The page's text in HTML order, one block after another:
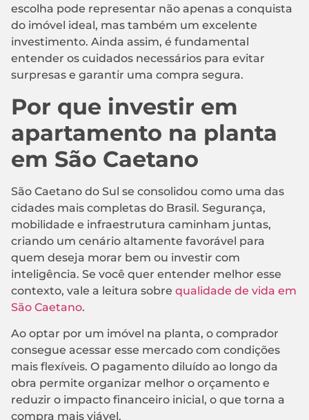
escolha pode representar não apenas a conquista
do imóvel ideal, mas também um excelente
investimento. Ainda assim, é fundamental
entender os cuidados necessários para evitar
surpresas e garantir uma compra segura.
Por que investir em
apartamento na planta
em São Caetano
São Caetano do Sul se consolidou como uma das
cidades mais completas do Brasil. Segurança,
mobilidade e infraestrutura caminham juntas,
criando um cenário altamente favorável para
quem deseja morar bem ou investir com
inteligência. Se você quer entender melhor esse
contexto, vale a leitura sobre qualidade de vida em
São Caetano.
Ao optar por um imóvel na planta, o comprador
consegue acessar esse mercado com condições
mais flexíveis. O pagamento diluído ao longo da
obra permite organizar melhor o orçamento e
reduzir o impacto financeiro inicial, o que torna a
compra mais viável.